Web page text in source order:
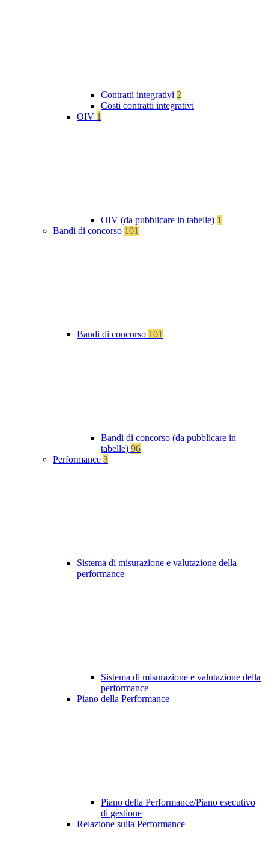
Contratti integrativi 2
Costi contratti integrativi
OIV 1
OIV (da pubblicare in tabelle) 1
Bandi di concorso 101
Bandi di concorso 101
Bandi di concorso (da pubblicare in
tabelle) 96
Performance 3
Sistema di misurazione e valutazione della
performance
Sistema di misurazione e valutazione della
performance
Piano della Performance
Piano della Performance/Piano esecutivo
di gestione
Relazione sulla Performance